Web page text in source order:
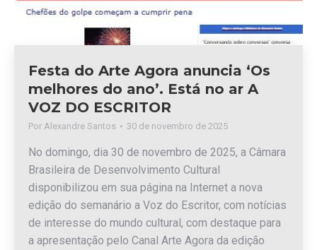
Festa do Arte Agora anuncia ‘Os
melhores do ano’. Está no ar A
VOZ DO ESCRITOR
Por Alexandre Santos 30 de novembro de 2025
No domingo, dia 30 de novembro de 2025, a Câmara
Brasileira de Desenvolvimento Cultural
disponibilizou em sua página na Internet a nova
edição do semanário a Voz do Escritor, com notícias
de interesse do mundo cultural, com destaque para
a apresentação pelo Canal Arte Agora da edição